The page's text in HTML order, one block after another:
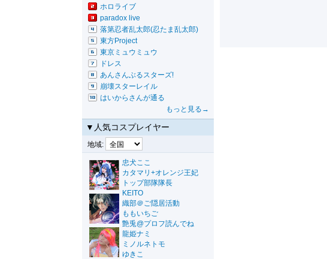
ホロライブ
paradox live
落第忍者乱太郎(忍たま乱太郎)
東方Project
東京ミュウミュウ
ドレス
あんさんぶるスターズ!
崩壊スターレイル
はいからさんが通る
もっと見る→
▼人気コスプレイヤー
地域:
忠犬ここ
カタマリ+オレンジ王妃
トップ部隊隊長
KEITO
織部＠ご隠居活動
ももいちご
艶兎@プロフ読んでね
龍姫ナミ
ミノルネトモ
ゆきこ